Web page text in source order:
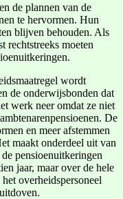
de plannen van de
te hervormen. Hun
blijven behouden. Als
rechtstreeks moeten
wordt
de onderwijsbonden dat
werk neer omdat ze niet
De
en meer afstemmen
maakt onderdeel uit van
pensioenuitkeringen
jaar, maar over de hele
overheidspersoneel